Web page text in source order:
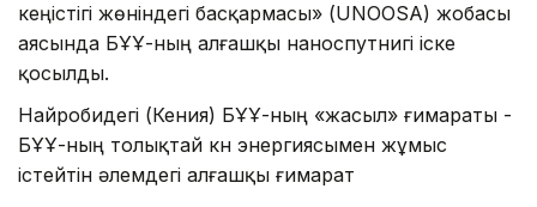
кеңістігі жөніндегі басқармасы» (UNOOSA) жобасы
аясында БҰҰ-ның алғашқы наноспутнигі іске
қосылды.
Найробидегі (Кения) БҰҰ-ның «жасыл» ғимараты -
БҰҰ-ның толықтай күн энергиясымен жұмыс
істейтін әлемдегі алғашқы ғимарат